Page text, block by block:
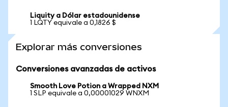
Liquity a Dólar estadounidense
1 LQTY equivale a 0,1826 $
Explorar más conversiones
Conversiones avanzadas de activos
Smooth Love Potion a Wrapped NXM
1 SLP equivale a 0,00001029 WNXM